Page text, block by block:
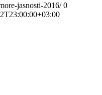
jasnosti-2016/ 0